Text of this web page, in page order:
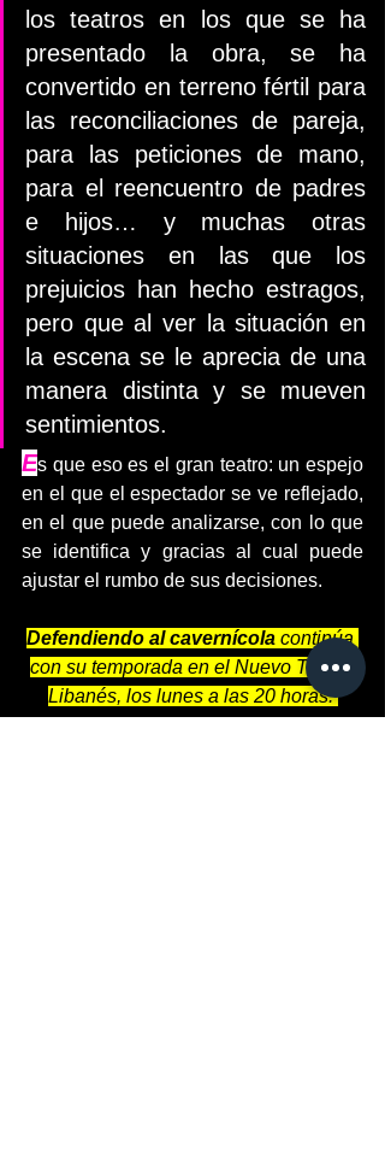
los teatros en los que se ha
presentado la obra, se ha
convertido en terreno fértil para
las reconciliaciones de pareja,
para las peticiones de mano,
para el reencuentro de padres
e hijos… y muchas otras
situaciones en las que los
prejuicios han hecho estragos,
pero que al ver la situación en
la escena se le aprecia de una
manera distinta y se mueven
sentimientos.
Es que eso es el gran teatro: un espejo
en el que el espectador se ve reflejado,
en el que puede analizarse, con lo que
se identifica y gracias al cual puede
ajustar el rumbo de sus decisiones.
Defendiendo al cavernícola continúa
con su temporada en el Nuevo Teatro
Libanés, los lunes a las 20 horas.